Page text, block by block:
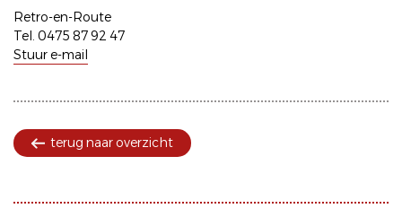
Retro-en-Route
Tel. 0475 87 92 47
Stuur e-mail
terug naar overzicht